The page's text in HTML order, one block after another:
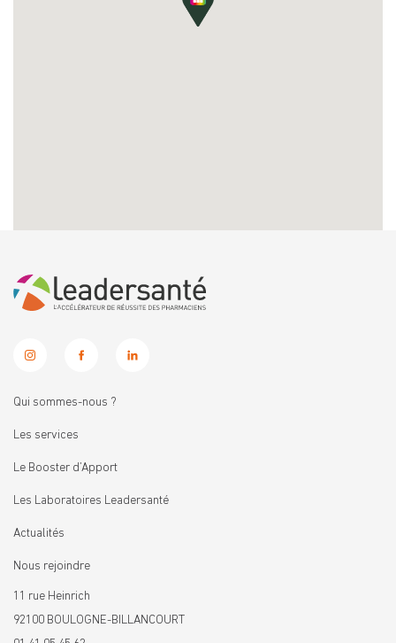
Qui sommes-nous ?
Les services
Le Booster d’Apport
Les Laboratoires Leadersanté
Actualités
Nous rejoindre
11 rue Heinrich
92100 BOULOGNE-BILLANCOURT